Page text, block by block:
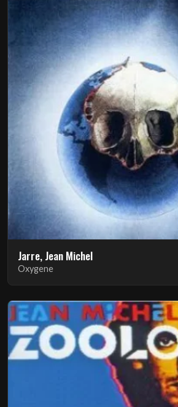
Jarre, Jean Michel
Oxygene